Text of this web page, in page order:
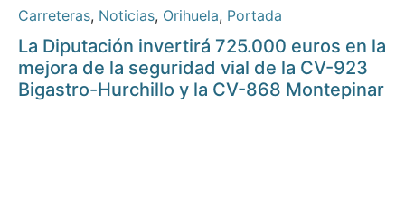
Carreteras, Noticias, Orihuela, Portada
La Diputación invertirá 725.000 euros en la
mejora de la seguridad vial de la CV-923
Bigastro-Hurchillo y la CV-868 Montepinar